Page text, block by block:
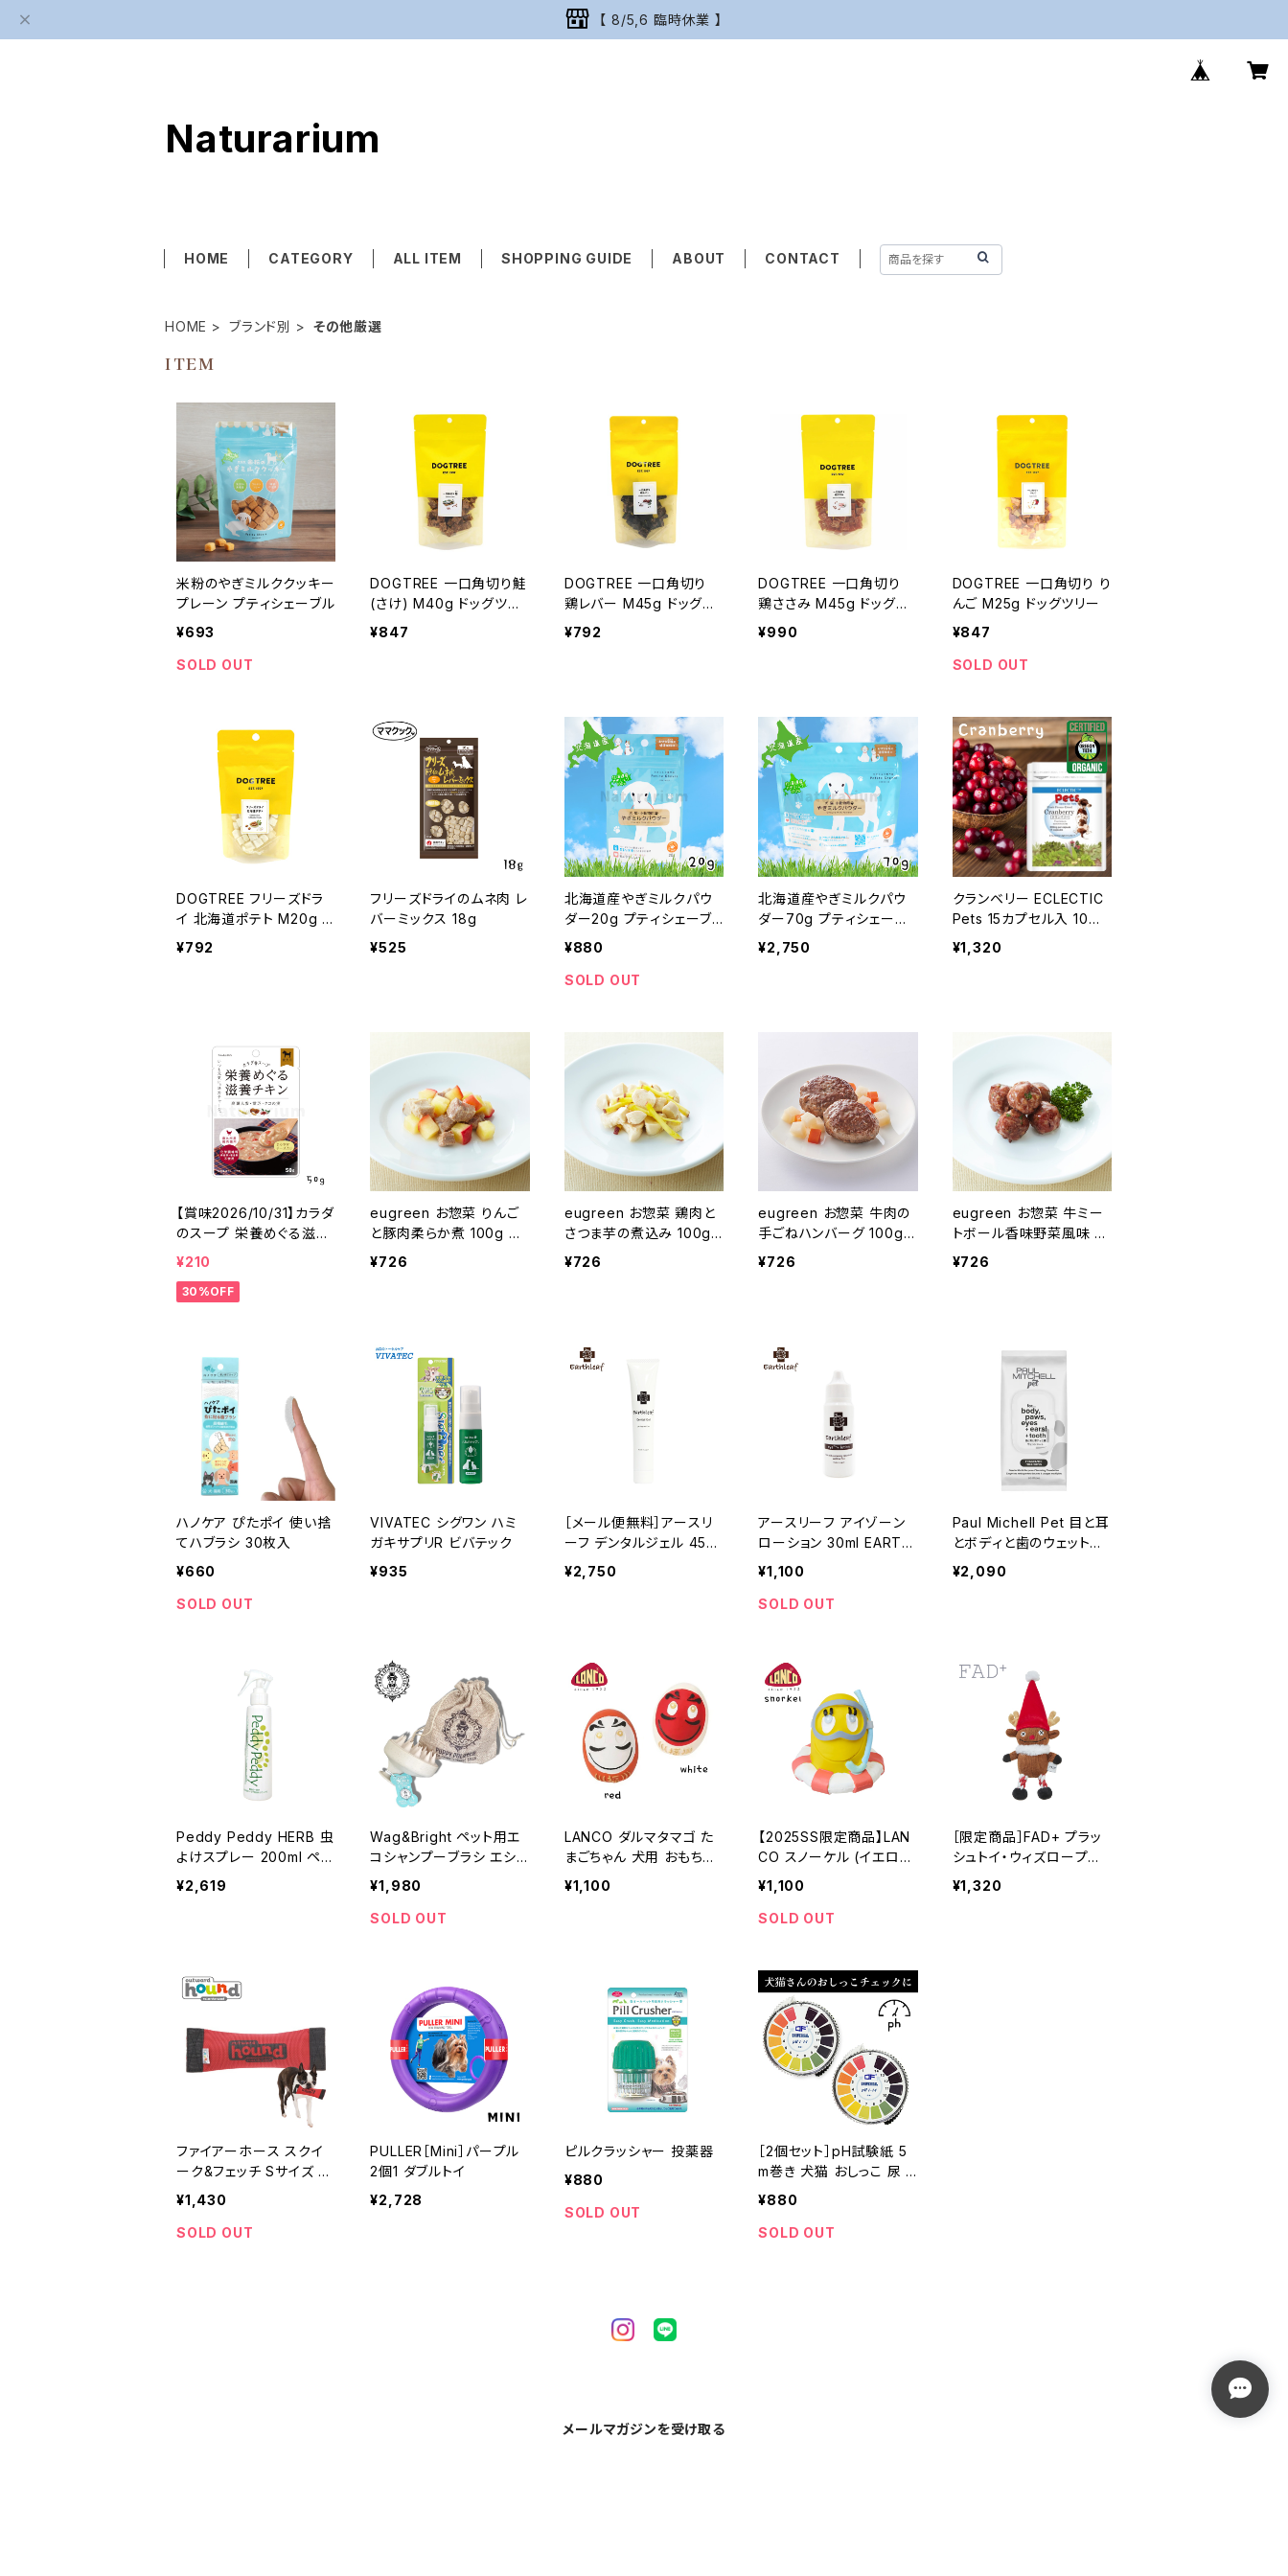
【 8/5,6 臨時休業 】
Naturarium
HOME CATEGORY ALL ITEM SHOPPING GUIDE ABOUT CONTACT
HOME ブランド別 その他厳選
ITEM
米粉のやぎミルククッキー
プレーン プティシェーブル
¥693
SOLD OUT
DOGTREE 一口角切り鮭
(さけ) M40g ドッグツリ
ー
¥847
DOGTREE 一口角切り
鶏レバー M45g ドッグツ
リー
¥792
DOGTREE 一口角切り
鶏ささみ M45g ドッグツ
リー
¥990
DOGTREE 一口角切り り
んご M25g ドッグツリー
¥847
SOLD OUT
DOGTREE フリーズドラ
イ 北海道ポテト M20g ド
ッグツリー
¥792
フリーズドライのムネ肉 レ
バーミックス 18g
¥525
北海道産やぎミルクパウ
ダー20g プティシェーブ
ル
¥880
SOLD OUT
北海道産やぎミルクパウ
ダー70g プティシェーブ
ル
¥2,750
クランベリー ECLECTIC
Pets 15カプセル入 10
0%オーガニック
¥1,320
【賞味2026/10/31】カラダ
のスープ 栄養めぐる滋養
チキン 50g
¥210
30%OFF
eugreen お惣菜 りんご
と豚肉柔らか煮 100g ユ
ーグレナ配合 ユーグリー
¥726
eugreen お惣菜 鶏肉と
さつま芋の煮込み 100g
ユーグレナ配合 ユーグリ
¥726
eugreen お惣菜 牛肉の
手ごねハンバーグ 100g
ユーグレナ配合 ユーグリ
¥726
eugreen お惣菜 牛ミー
トボール香味野菜風味 10
0g ユーグレナ配合 ユー
¥726
ハノケア ぴたポイ 使い捨
てハブラシ 30枚入
¥660
SOLD OUT
VIVATEC シグワン ハミ
ガキサプリR ビバテック
¥935
［メール便無料］アースリ
ーフ デンタルジェル 45g
EARTHLEAF
¥2,750
アースリーフ アイゾーン
ローション 30ml EARTH
LEAF
¥1,100
SOLD OUT
Paul Michell Pet 目と耳
とボディと歯のウェットシ
ート 60枚入り 無臭タイ
プ オールインワン ポール
¥2,090
Peddy Peddy HERB 虫
よけスプレー 200ml ペデ
ィペディハーブ
¥2,619
Wag&Bright ペット用エ
コシャンプーブラシ エシカ
ルコレクション
¥1,980
SOLD OUT
LANCO ダルマタマゴ た
まごちゃん 犬用 おもちゃ
【お正月/新春】
¥1,100
【2025SS限定商品】LAN
CO スノーケル (イエロ
ー) たまごちゃん 犬用 お
もちゃ
¥1,100
SOLD OUT
［限定商品］FAD+ プラッ
シュトイ・ウィズロープ
ホリデー「トナカイ S」クリ
スマス dad-way 小型犬
¥1,320
ファイアーホース スクイ
ーク&フェッチ Sサイズ 犬
用 おもちゃ
¥1,430
SOLD OUT
PULLER［Mini］パープル
2個1 ダブルトイ
¥2,728
ピルクラッシャー 投薬器
¥880
SOLD OUT
［2個セット］pH試験紙 5
m巻き 犬猫 おしっこ 尿 リ
トマス試験紙
¥880
SOLD OUT
メールマガジンを受け取る